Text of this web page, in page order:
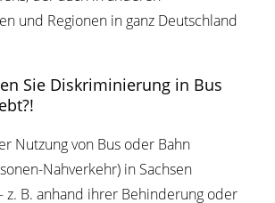
und Regionen in ganz Deutschland
Sie Diskriminierung in Bus
Nutzung von Bus oder Bahn
Nahverkehr) in Sachsen
z. B. anhand ihrer Behinderung oder